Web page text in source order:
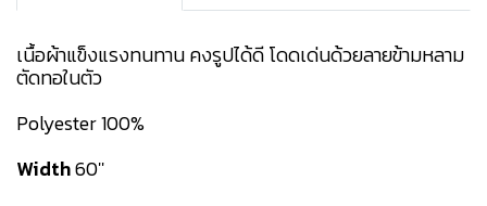
เนื้อผ้าแข็งแรงทนทาน คงรูปได้ดี โดดเด่นด้วยลายข้ามหลาม
ตัดทอในตัว
Polyester 100%
Width60''